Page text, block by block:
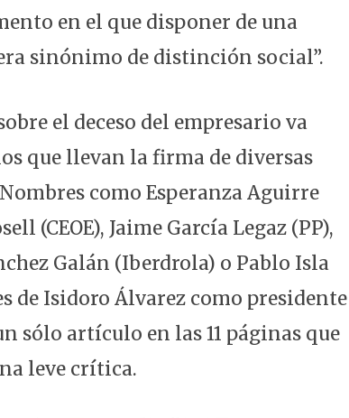
en el que disponer de una
sinónimo de distinción social”.
el deceso del empresario va
que llevan la firma de diversas
como Esperanza Aguirre
(CEOE), Jaime García Legaz (PP),
Galán (Iberdrola) o Pablo Isla
de Isidoro Álvarez como presidente
sólo artículo en las 11 páginas que
leve crítica.